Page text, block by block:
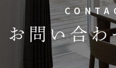
お問い合